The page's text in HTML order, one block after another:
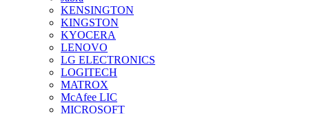
KENSINGTON
KINGSTON
KYOCERA
LENOVO
LG ELECTRONICS
LOGITECH
MATROX
McAfee LIC
MICROSOFT